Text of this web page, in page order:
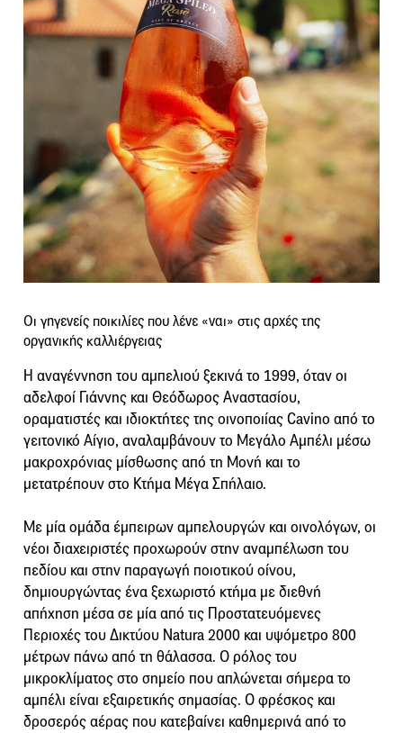
Οι γηγενείς ποικιλίες που λένε «ναι» στις αρχές της
οργανικής καλλιέργειας
Η αναγέννηση του αμπελιού ξεκινά το 1999, όταν οι
αδελφοί Γιάννης και Θεόδωρος Αναστασίου,
οραματιστές και ιδιοκτήτες της οινοποιίας Cavino από το
γειτονικό Αίγιο, αναλαμβάνουν το Μεγάλο Αμπέλι μέσω
μακροχρόνιας μίσθωσης από τη Μονή και το
μετατρέπουν στο Κτήμα Μέγα Σπήλαιο.
Με μία ομάδα έμπειρων αμπελουργών και οινολόγων, οι
νέοι διαχειριστές προχωρούν στην αναμπέλωση του
πεδίου και στην παραγωγή ποιοτικού οίνου,
δημιουργώντας ένα ξεχωριστό κτήμα με διεθνή
απήχηση μέσα σε μία από τις Προστατευόμενες
Περιοχές του Δικτύου Natura 2000 και υψόμετρο 800
μέτρων πάνω από τη θάλασσα. Ο ρόλος του
μικροκλίματος στο σημείο που απλώνεται σήμερα το
αμπέλι είναι εξαιρετικής σημασίας. Ο φρέσκος και
δροσερός αέρας που κατεβαίνει καθημερινά από το